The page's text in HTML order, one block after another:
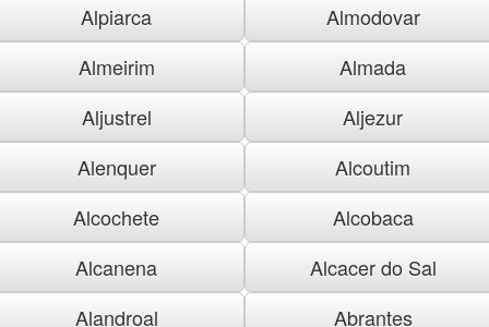
Alpiarca
Almodovar
Almeirim
Almada
Aljustrel
Aljezur
Alenquer
Alcoutim
Alcochete
Alcobaca
Alcanena
Alcacer do Sal
Alandroal
Abrantes